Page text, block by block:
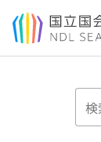
本文へ移動